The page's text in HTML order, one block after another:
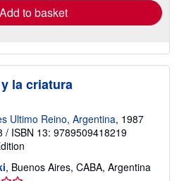
Add to basket
la criatura
Ultimo Reino, Argentina, 1987
/ ISBN 13: 9789509418219
, Buenos Aires, CABA, Argentina